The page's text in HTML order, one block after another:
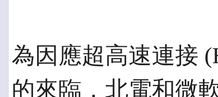
為因應超高速連接
的來臨，北電和微